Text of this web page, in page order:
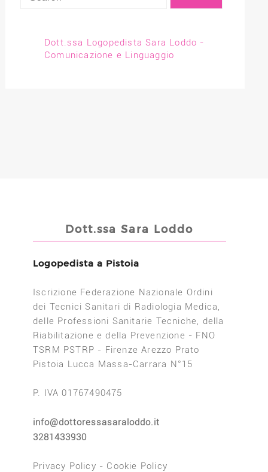
Dott.ssa Logopedista Sara Loddo -
Comunicazione e Linguaggio
Dott.ssa Sara Loddo
Logopedista a Pistoia
Iscrizione Federazione Nazionale Ordini
dei Tecnici Sanitari di Radiologia Medica,
delle Professioni Sanitarie Tecniche, della
Riabilitazione e della Prevenzione - FNO
TSRM PSTRP - Firenze Arezzo Prato
Pistoia Lucca Massa-Carrara N°15
P. IVA 01767490475
info@dottoressasaraloddo.it
3281433930
Privacy Policy - Cookie Policy